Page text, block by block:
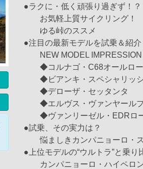
●ラクに・低く頑張り過ぎず！？
お気軽上質サイクリング！
ゆる峠のススメ
●注目の最新モデルを試乗＆紹介
NEW MODEL IMPRESSION
◆コルナゴ・C68オールロー
◆ビアンキ・スペシャリッ
◆デローザ・セッタンタ
◆エルヴス・ヴァンヤールプ
◆ヴァンリーゼル・EDRロ
●試乗、その実力は？
悩ましきカンパニョーロ・ス
●上位モデルの“ウルトラ”と乗り
カンパニョーロ・ハイペロン